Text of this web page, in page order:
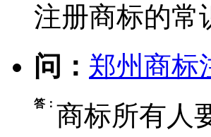
注册商标的
问： 郑州商标
答： 商标所有人